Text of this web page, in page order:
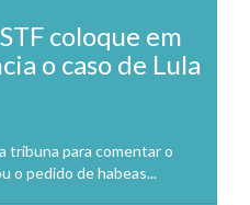
coloque em
o caso de Lula
tribuna para comentar o
o pedido de habeas...